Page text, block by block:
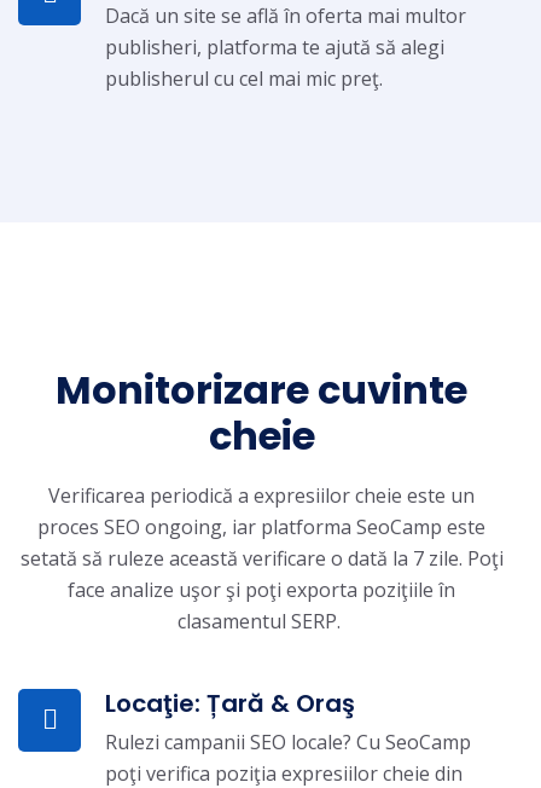
Dacă un site se află în oferta mai multor
publisheri, platforma te ajută să alegi
publisherul cu cel mai mic preţ.
Monitorizare cuvinte
cheie
Verificarea periodică a expresiilor cheie este un
proces SEO ongoing, iar platforma SeoCamp este
setată să ruleze această verificare o dată la 7 zile. Poţi
face analize uşor şi poţi exporta poziţiile în
clasamentul SERP.
Locaţie: Țară & Oraş
Rulezi campanii SEO locale? Cu SeoCamp
poţi verifica poziţia expresiilor cheie din